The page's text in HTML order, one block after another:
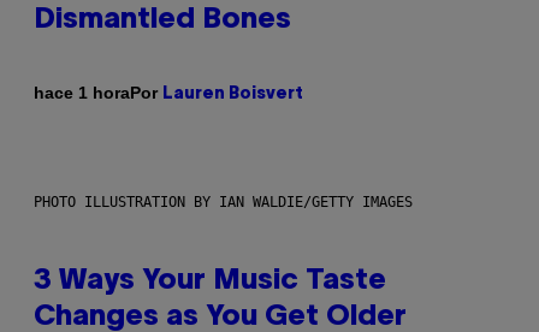
Dismantled Bones
hace 1 horaPor Lauren Boisvert
PHOTO ILLUSTRATION BY IAN WALDIE/GETTY IMAGES
3 Ways Your Music Taste
Changes as You Get Older